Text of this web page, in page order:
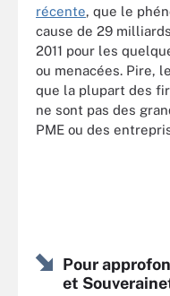
récente, que le
cause de 29
2011 pour les
ou menacées. Pire,
que la plupart des
ne sont pas des
PME ou des
Pour
et